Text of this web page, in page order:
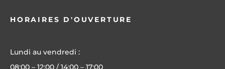
HORAIRES D'OUVERTURE
Lundi au vendredi :